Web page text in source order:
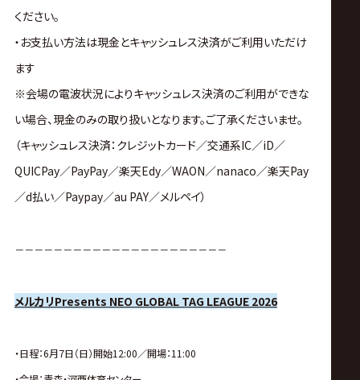
ください。
・お支払い方法は現金とキャッシュレス決済がご利用いただけ
ます
※会場の電波状況によりキャッシュレス決済のご利用ができな
い場合、現金のみの取り扱いとなります。ご了承くださいませ。
（キャッシュレス決済：クレジットカード／交通系IC／iD／
QUICPay／PayPay／楽天Edy／WAON／nanaco／楽天Pay
／d払い／Paypay／au PAY／メルペイ）
－－－－－－－－－－－－－－－－－－－－－－
メルカリPresents NEO GLOBAL TAG LEAGUE 2026
・日程：6月7日（日）開始12:00／開場：11:00